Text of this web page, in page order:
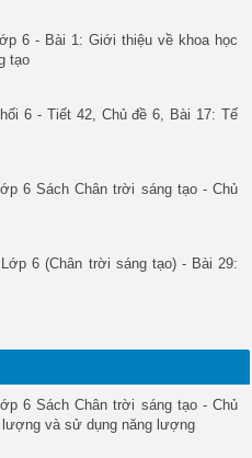
6 - Bài 1: Giới thiệu về khoa học
tạo
6 - Tiết 42, Chủ đề 6, Bài 17: Tế
6 Sách Chân trời sáng tạo - Chủ
6 (Chân trời sáng tạo) - Bài 29:
6 Sách Chân trời sáng tạo - Chủ
lượng và sử dụng năng lượng